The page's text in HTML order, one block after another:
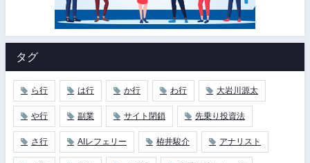
タグ
ら行 は行 か行 わ行 大岩川源太
や行 副業 サイト閉鎖 先乗り投資法
さ行 AIレフェリー 栫井駿介 アナリスト